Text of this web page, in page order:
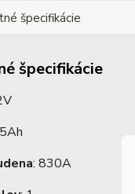
špecifikácie
špecifikácie
: 830A